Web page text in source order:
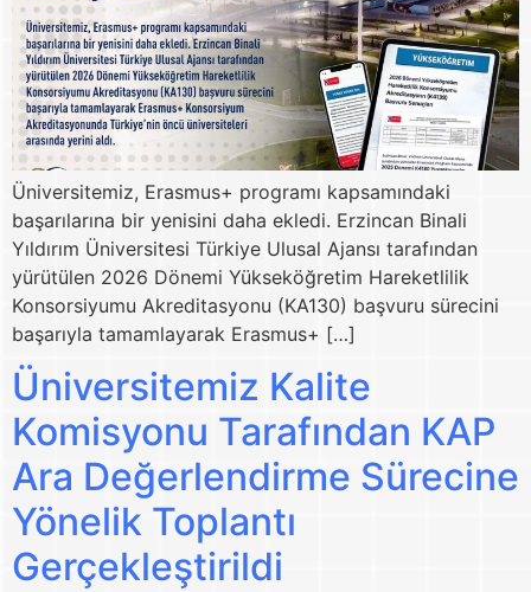
Üniversitemiz, Erasmus+ programı kapsamındaki
başarılarına bir yenisini daha ekledi. Erzincan Binali
Yıldırım Üniversitesi Türkiye Ulusal Ajansı tarafından
yürütülen 2026 Dönemi Yükseköğretim Hareketlilik
Konsorsiyumu Akreditasyonu (KA130) başvuru sürecini
başarıyla tamamlayarak Erasmus+ […]
Üniversitemiz Kalite
Komisyonu Tarafından KAP
Ara Değerlendirme Sürecine
Yönelik Toplantı
Gerçekleştirildi